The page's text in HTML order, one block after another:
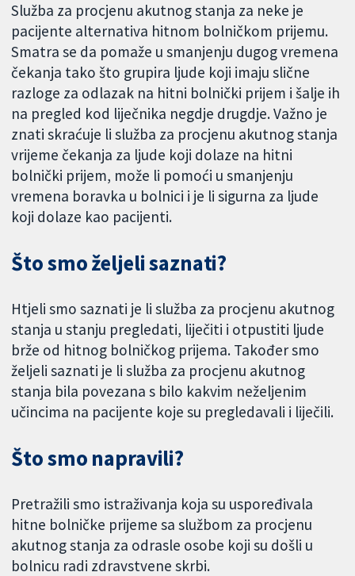
Služba za procjenu akutnog stanja za neke je
pacijente alternativa hitnom bolničkom prijemu.
Smatra se da pomaže u smanjenju dugog vremena
čekanja tako što grupira ljude koji imaju slične
razloge za odlazak na hitni bolnički prijem i šalje ih
na pregled kod liječnika negdje drugdje. Važno je
znati skraćuje li služba za procjenu akutnog stanja
vrijeme čekanja za ljude koji dolaze na hitni
bolnički prijem, može li pomoći u smanjenju
vremena boravka u bolnici i je li sigurna za ljude
koji dolaze kao pacijenti.
Što smo željeli saznati?
Htjeli smo saznati je li služba za procjenu akutnog
stanja u stanju pregledati, liječiti i otpustiti ljude
brže od hitnog bolničkog prijema. Također smo
željeli saznati je li služba za procjenu akutnog
stanja bila povezana s bilo kakvim neželjenim
učincima na pacijente koje su pregledavali i liječili.
Što smo napravili?
Pretražili smo istraživanja koja su uspoređivala
hitne bolničke prijeme sa službom za procjenu
akutnog stanja za odrasle osobe koji su došli u
bolnicu radi zdravstvene skrbi.